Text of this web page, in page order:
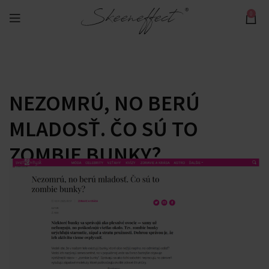
0
NEZOMRÚ, NO BERÚ
MLADOSŤ. ČO SÚ TO
ZOMBIE BUNKY?